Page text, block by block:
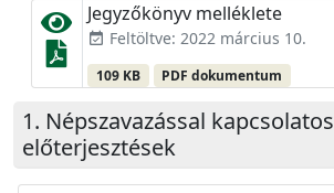
Jegyzőkönyv melléklete
event_available Feltöltve: 2022 március 10.
109 KB PDF dokumentum
Népszavazással kapcsolatos
előterjesztések